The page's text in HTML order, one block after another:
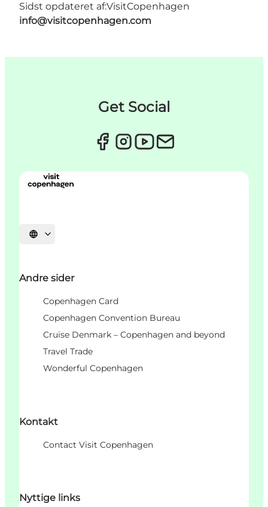
Sidst opdateret af:VisitCopenhagen
info@visitcopenhagen.com
Get Social
Vælg sprog
Andre sider
Copenhagen Card
Copenhagen Convention Bureau
Cruise Denmark – Copenhagen and beyond
Travel Trade
Wonderful Copenhagen
Kontakt
Contact Visit Copenhagen
Nyttige links